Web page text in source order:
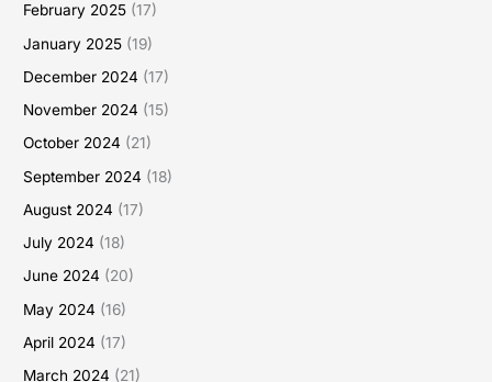
February 2025 (17)
January 2025 (19)
December 2024 (17)
November 2024 (15)
October 2024 (21)
September 2024 (18)
August 2024 (17)
July 2024 (18)
June 2024 (20)
May 2024 (16)
April 2024 (17)
March 2024 (21)